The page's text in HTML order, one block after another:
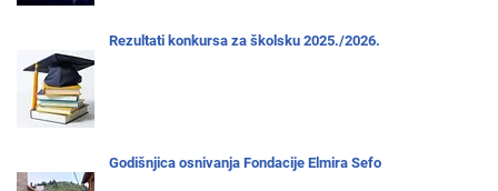
Rezultati konkursa za školsku 2025./2026.
Godišnjica osnivanja Fondacije Elmira Sefo